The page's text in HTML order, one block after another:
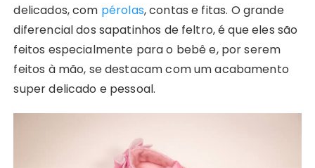
delicados, com pérolas, contas e fitas. O grande
diferencial dos sapatinhos de feltro, é que eles são
feitos especialmente para o bebê e, por serem
feitos à mão, se destacam com um acabamento
super delicado e pessoal.